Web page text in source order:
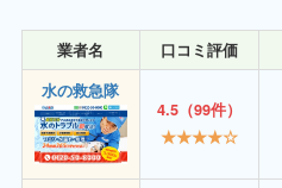
業者名 口コミ評価
水の救急隊
4.5（99件）
★★★★☆